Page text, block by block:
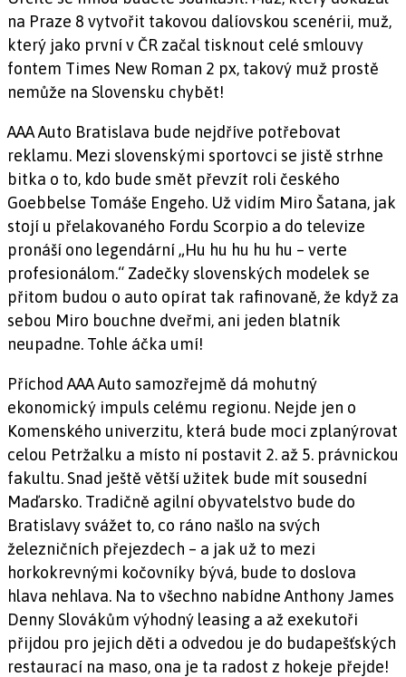
na Praze 8 vytvořit takovou dalíovskou scenérii, muž,
který jako první v ČR začal tisknout celé smlouvy
fontem Times New Roman 2 px, takový muž prostě
nemůže na Slovensku chybět!
AAA Auto Bratislava bude nejdříve potřebovat
reklamu. Mezi slovenskými sportovci se jistě strhne
bitka o to, kdo bude smět převzít roli českého
Goebbelse Tomáše Engeho. Už vidím Miro Šatana, jak
stojí u přelakovaného Fordu Scorpio a do televize
pronáší ono legendární „Hu hu hu hu hu – verte
profesionálom.“ Zadečky slovenských modelek se
přitom budou o auto opírat tak rafinovaně, že když za
sebou Miro bouchne dveřmi, ani jeden blatník
neupadne. Tohle áčka umí!
Příchod AAA Auto samozřejmě dá mohutný
ekonomický impuls celému regionu. Nejde jen o
Komenského univerzitu, která bude moci zplanýrovat
celou Petržalku a místo ní postavit 2. až 5. právnickou
fakultu. Snad ještě větší užitek bude mít sousední
Maďarsko. Tradičně agilní obyvatelstvo bude do
Bratislavy svážet to, co ráno našlo na svých
železničních přejezdech – a jak už to mezi
horkokrevnými kočovníky bývá, bude to doslova
hlava nehlava. Na to všechno nabídne Anthony James
Denny Slovákům výhodný leasing a až exekutoři
přijdou pro jejich děti a odvedou je do budapešťských
restaurací na maso, ona je ta radost z hokeje přejde!